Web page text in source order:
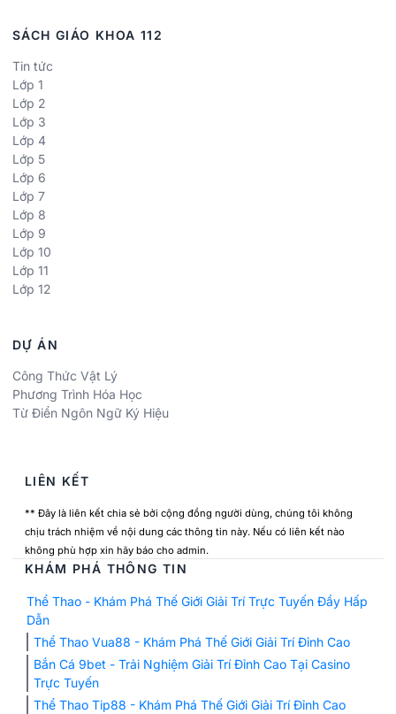
SÁCH GIÁO KHOA 112
Tin tức
Lớp 1
Lớp 2
Lớp 3
Lớp 4
Lớp 5
Lớp 6
Lớp 7
Lớp 8
Lớp 9
Lớp 10
Lớp 11
Lớp 12
DỰ ÁN
Công Thức Vật Lý
Phương Trình Hóa Học
Từ Điển Ngôn Ngữ Ký Hiệu
LIÊN KẾT
** Đây là liên kết chia sẻ bởi cộng đồng người dùng, chúng tôi không
chịu trách nhiệm về nội dung các thông tin này. Nếu có liên kết nào
không phù hợp xin hãy báo cho admin.
KHÁM PHÁ THÔNG TIN
Thể Thao - Khám Phá Thế Giới Giải Trí Trực Tuyến Đầy Hấp
Dẫn
Thể Thao Vua88 - Khám Phá Thế Giới Giải Trí Đỉnh Cao
Bắn Cá 9bet - Trải Nghiệm Giải Trí Đỉnh Cao Tại Casino
Trực Tuyến
Thể Thao Tip88 - Khám Phá Thế Giới Giải Trí Đỉnh Cao